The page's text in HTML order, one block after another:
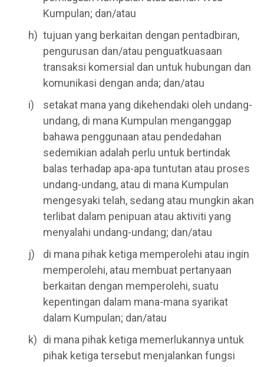
Kumpulan; dan/atau
tujuan yang berkaitan dengan pentadbiran,
pengurusan dan/atau penguatkuasaan
transaksi komersial dan untuk hubungan dan
komunikasi dengan anda; dan/atau
setakat mana yang dikehendaki oleh undang-
undang, di mana Kumpulan menganggap
bahawa penggunaan atau pendedahan
sedemikian adalah perlu untuk bertindak
balas terhadap apa-apa tuntutan atau proses
undang-undang, atau di mana Kumpulan
mengesyaki telah, sedang atau mungkin akan
terlibat dalam penipuan atau aktiviti yang
menyalahi undang-undang; dan/atau
di mana pihak ketiga memperolehi atau ingin
memperolehi, atau membuat pertanyaan
berkaitan dengan memperolehi, suatu
kepentingan dalam mana-mana syarikat
dalam Kumpulan; dan/atau
di mana pihak ketiga memerlukannya untuk
pihak ketiga tersebut menjalankan fungsi